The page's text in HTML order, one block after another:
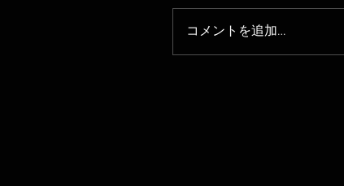
コメントを追加…